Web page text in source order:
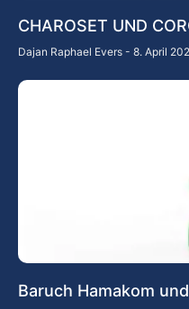
CHAROSET UND
Dajan Raphael Evers 8. April
Baruch Hamakom